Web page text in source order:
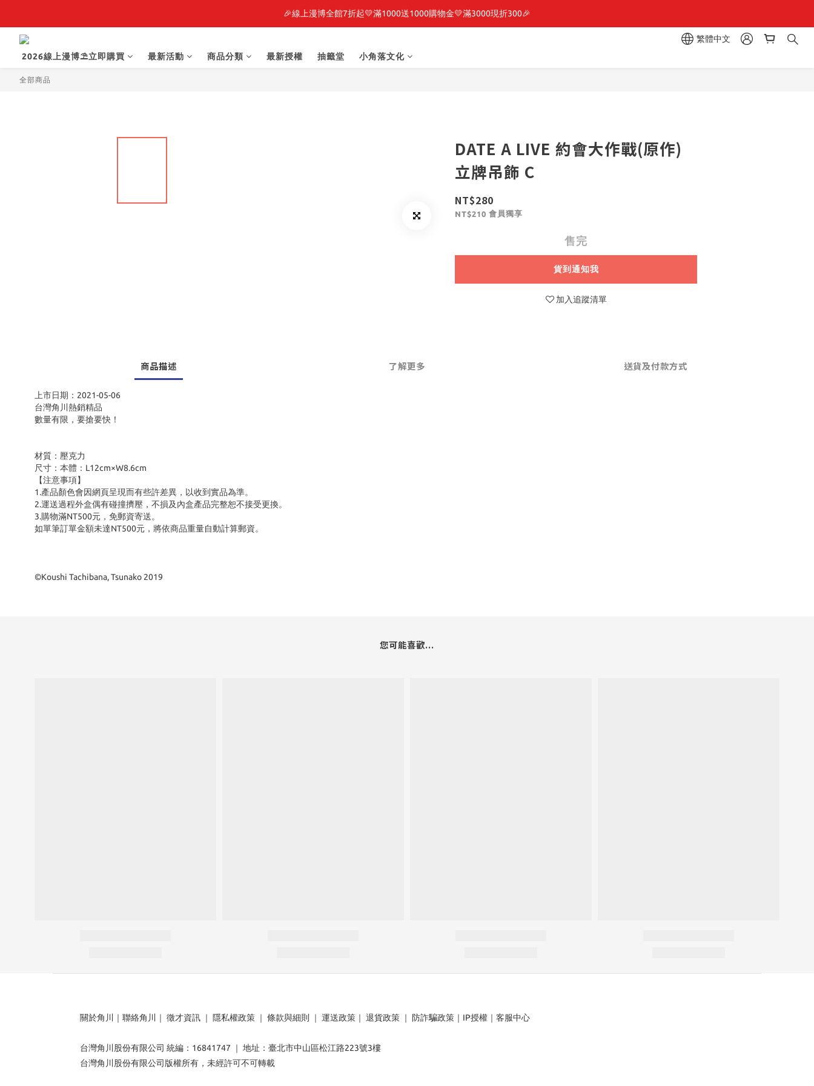
最新開賣🔥「全知讀者視角」 周邊商品
🎉線上漫博全館7折起💛滿1000送1000購物金💛滿3000現折300🎉
繁體中文
2026線上漫博⛱️立即購買
最新活動 商品分類 最新授權 抽籤堂 小角落文化
全部商品
DATE A LIVE 約會大作戰(原作)
立牌吊飾 C
NT$280
NT$210 會員獨享
售完
貨到通知我
加入追蹤清單
商品描述 了解更多 送貨及付款方式
上市日期：2021-05-06
台灣角川熱銷精品
數量有限，要搶要快！
材質：壓克力
尺寸：本體：L12cm×W8.6cm
【注意事項】
1.產品顏色會因網頁呈現而有些許差異，以收到實品為準。
2.運送過程外盒偶有碰撞擠壓，不損及內盒產品完整恕不接受更換。
3.購物滿NT500元，免郵資寄送。
如單筆訂單金額未達NT500元，將依商品重量自動計算郵資。
©Koushi Tachibana, Tsunako 2019
您可能喜歡...
關於角川 ｜ 聯絡角川 ｜ 徵才資訊 ｜ 隱私權政策 ｜ 條款與細則 ｜ 運送政策 ｜ 退貨政策 ｜ 防詐騙政策 ｜ IP授權 ｜ 客服中心
台灣角川股份有限公司 統編：16841747 ｜ 地址：臺北市中山區松江路223號3樓
台灣角川股份有限公司版權所有，未經許可不可轉載